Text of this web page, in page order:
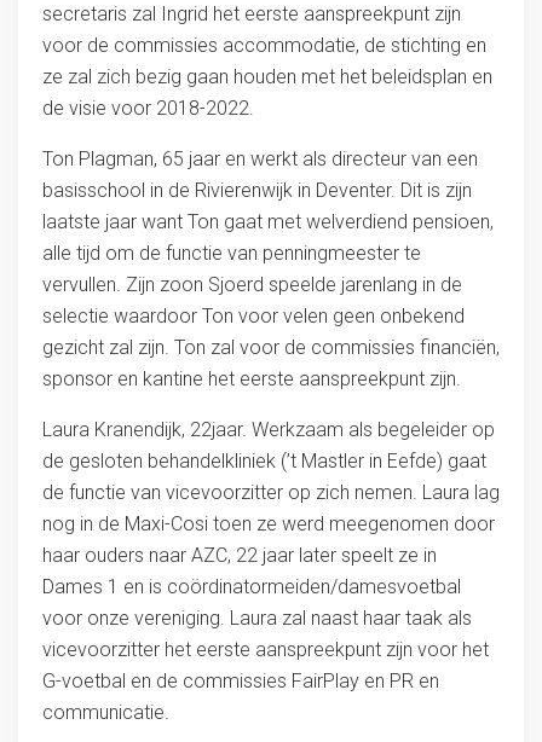
secretaris zal Ingrid het eerste aanspreekpunt zijn
voor de commissies accommodatie, de stichting en
ze zal zich bezig gaan houden met het beleidsplan en
de visie voor 2018-2022.
Ton Plagman, 65 jaar en werkt als directeur van een
basisschool in de Rivierenwijk in Deventer. Dit is zijn
laatste jaar want Ton gaat met welverdiend pensioen,
alle tijd om de functie van penningmeester te
vervullen. Zijn zoon Sjoerd speelde jarenlang in de
selectie waardoor Ton voor velen geen onbekend
gezicht zal zijn. Ton zal voor de commissies financiën,
sponsor en kantine het eerste aanspreekpunt zijn.
Laura Kranendijk, 22jaar. Werkzaam als begeleider op
de gesloten behandelkliniek (’t Mastler in Eefde) gaat
de functie van vicevoorzitter op zich nemen. Laura lag
nog in de Maxi-Cosi toen ze werd meegenomen door
haar ouders naar AZC, 22 jaar later speelt ze in
Dames 1 en is coördinatormeiden/damesvoetbal
voor onze vereniging. Laura zal naast haar taak als
vicevoorzitter het eerste aanspreekpunt zijn voor het
G-voetbal en de commissies FairPlay en PR en
communicatie.